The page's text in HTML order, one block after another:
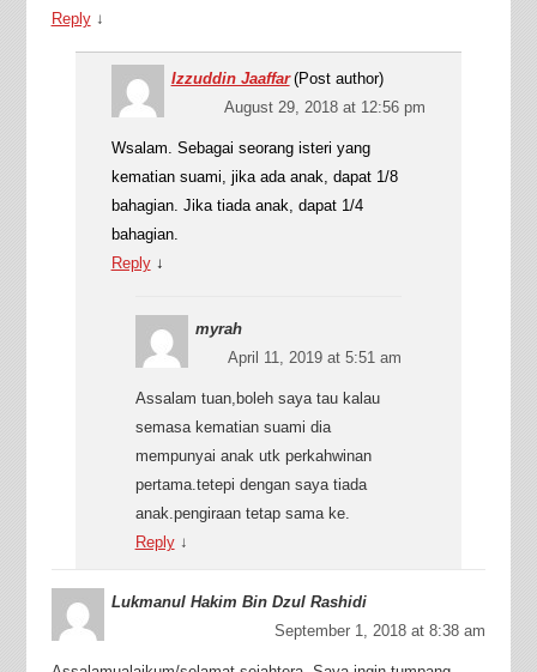
Reply ↓
Izzuddin Jaaffar (Post author)
August 29, 2018 at 12:56 pm
Wsalam. Sebagai seorang isteri yang
kematian suami, jika ada anak, dapat 1/8
bahagian. Jika tiada anak, dapat 1/4
bahagian.
Reply ↓
myrah
April 11, 2019 at 5:51 am
Assalam tuan,boleh saya tau kalau
semasa kematian suami dia
mempunyai anak utk perkahwinan
pertama.tetepi dengan saya tiada
anak.pengiraan tetap sama ke.
Reply ↓
Lukmanul Hakim Bin Dzul Rashidi
September 1, 2018 at 8:38 am